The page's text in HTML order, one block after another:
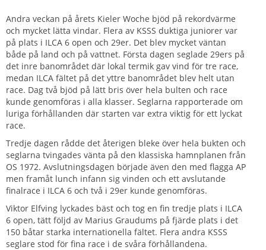
Andra veckan på årets Kieler Woche bjöd på rekordvärme
och mycket lätta vindar. Flera av KSSS duktiga juniorer var
på plats i ILCA 6 open och 29er. Det blev mycket väntan
både på land och på vattnet. Första dagen seglade 29ers på
det inre banområdet där lokal termik gav vind för tre race,
medan ILCA fältet på det yttre banområdet blev helt utan
race. Dag två bjöd på lätt bris över hela bulten och race
kunde genomföras i alla klasser. Seglarna rapporterade om
luriga förhållanden där starten var extra viktig för ett lyckat
race.
Tredje dagen rådde det återigen bleke över hela bukten och
seglarna tvingades vänta på den klassiska hamnplanen från
OS 1972. Avslutningsdagen började även den med flagga AP
men framåt lunch infann sig vinden och ett avslutande
finalrace i ILCA 6 och två i 29er kunde genomföras.
Viktor Elfving lyckades bäst och tog en fin tredje plats i ILCA
6 open, tätt följd av Marius Graudums på fjärde plats i det
150 båtar starka internationella fältet. Flera andra KSSS
seglare stod för fina race i de svåra förhållandena.